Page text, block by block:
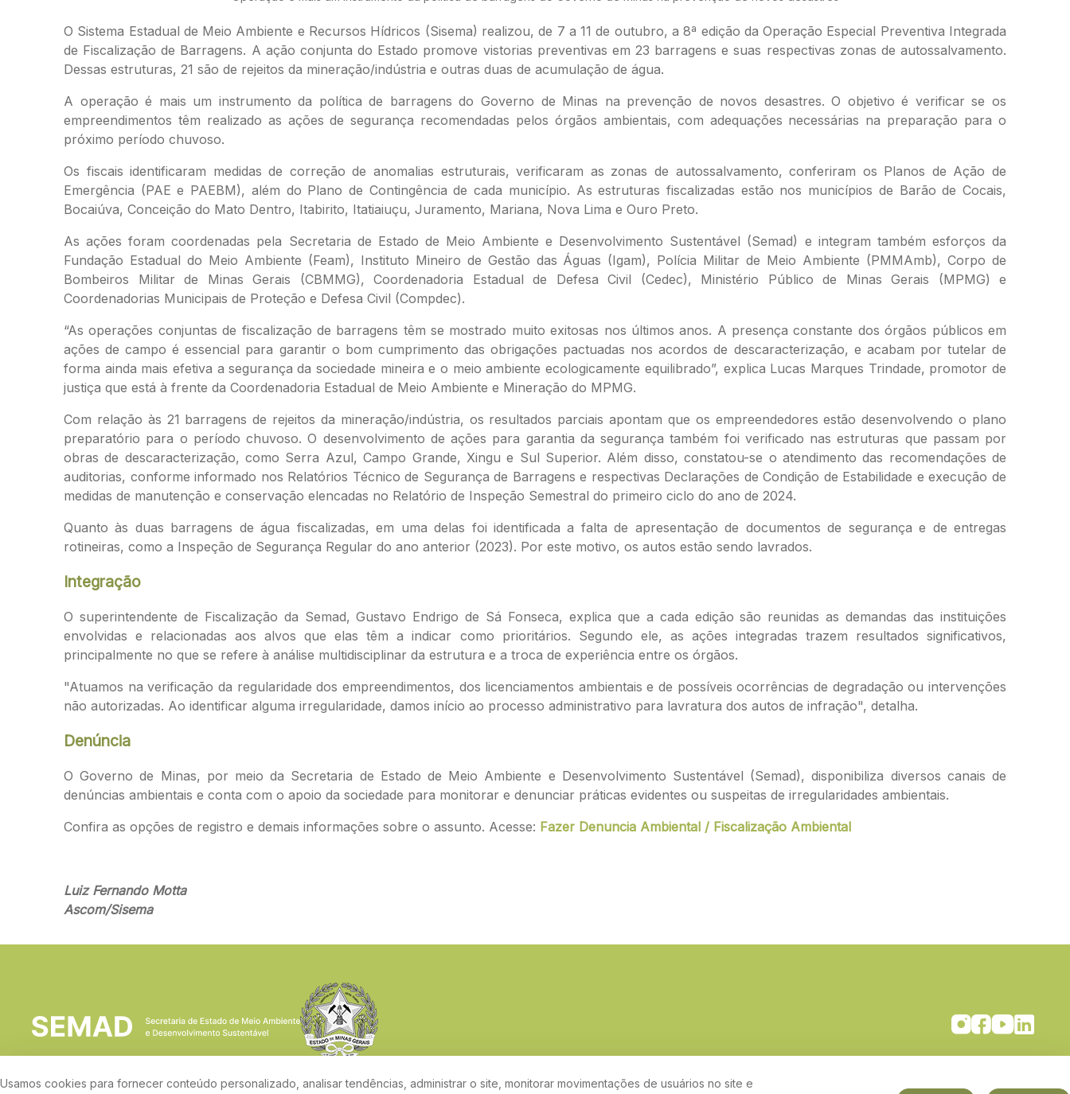
O Sistema Estadual de Meio Ambiente e Recursos Hídricos (Sisema) realizou, de 7 a 11 de outubro, a 8ª edição da Operação Especial Preventiva Integrada
de Fiscalização de Barragens. A ação conjunta do Estado promove vistorias preventivas em 23 barragens e suas respectivas zonas de autossalvamento.
Dessas estruturas, 21 são de rejeitos da mineração/indústria e outras duas de acumulação de água.
A operação é mais um instrumento da política de barragens do Governo de Minas na prevenção de novos desastres. O objetivo é verificar se os
empreendimentos têm realizado as ações de segurança recomendadas pelos órgãos ambientais, com adequações necessárias na preparação para o
próximo período chuvoso.
Os fiscais identificaram medidas de correção de anomalias estruturais, verificaram as zonas de autossalvamento, conferiram os Planos de Ação de
Emergência (PAE e PAEBM), além do Plano de Contingência de cada município. As estruturas fiscalizadas estão nos municípios de Barão de Cocais,
Bocaiúva, Conceição do Mato Dentro, Itabirito, Itatiaiuçu, Juramento, Mariana, Nova Lima e Ouro Preto.
As ações foram coordenadas pela Secretaria de Estado de Meio Ambiente e Desenvolvimento Sustentável (Semad) e integram também esforços da
Fundação Estadual do Meio Ambiente (Feam), Instituto Mineiro de Gestão das Águas (Igam), Polícia Militar de Meio Ambiente (PMMAmb), Corpo de
Bombeiros Militar de Minas Gerais (CBMMG), Coordenadoria Estadual de Defesa Civil (Cedec), Ministério Público de Minas Gerais (MPMG) e
Coordenadorias Municipais de Proteção e Defesa Civil (Compdec).
“As operações conjuntas de fiscalização de barragens têm se mostrado muito exitosas nos últimos anos. A presença constante dos órgãos públicos em
ações de campo é essencial para garantir o bom cumprimento das obrigações pactuadas nos acordos de descaracterização, e acabam por tutelar de
forma ainda mais efetiva a segurança da sociedade mineira e o meio ambiente ecologicamente equilibrado”, explica Lucas Marques Trindade, promotor de
justiça que está à frente da Coordenadoria Estadual de Meio Ambiente e Mineração do MPMG.
Com relação às 21 barragens de rejeitos da mineração/indústria, os resultados parciais apontam que os empreendedores estão desenvolvendo o plano
preparatório para o período chuvoso. O desenvolvimento de ações para garantia da segurança também foi verificado nas estruturas que passam por
obras de descaracterização, como Serra Azul, Campo Grande, Xingu e Sul Superior. Além disso, constatou-se o atendimento das recomendações de
auditorias, conforme informado nos Relatórios Técnico de Segurança de Barragens e respectivas Declarações de Condição de Estabilidade e execução de
medidas de manutenção e conservação elencadas no Relatório de Inspeção Semestral do primeiro ciclo do ano de 2024.
Quanto às duas barragens de água fiscalizadas, em uma delas foi identificada a falta de apresentação de documentos de segurança e de entregas
rotineiras, como a Inspeção de Segurança Regular do ano anterior (2023). Por este motivo, os autos estão sendo lavrados.
Integração
O superintendente de Fiscalização da Semad, Gustavo Endrigo de Sá Fonseca, explica que a cada edição são reunidas as demandas das instituições
envolvidas e relacionadas aos alvos que elas têm a indicar como prioritários. Segundo ele, as ações integradas trazem resultados significativos,
principalmente no que se refere à análise multidisciplinar da estrutura e a troca de experiência entre os órgãos.
"Atuamos na verificação da regularidade dos empreendimentos, dos licenciamentos ambientais e de possíveis ocorrências de degradação ou intervenções
não autorizadas. Ao identificar alguma irregularidade, damos início ao processo administrativo para lavratura dos autos de infração", detalha.
Denúncia
O Governo de Minas, por meio da Secretaria de Estado de Meio Ambiente e Desenvolvimento Sustentável (Semad), disponibiliza diversos canais de
denúncias ambientais e conta com o apoio da sociedade para monitorar e denunciar práticas evidentes ou suspeitas de irregularidades ambientais.
Confira as opções de registro e demais informações sobre o assunto. Acesse: Fazer Denuncia Ambiental / Fiscalização Ambiental
Luiz Fernando Motta
Ascom/Sisema
Usamos cookies para fornecer conteúdo personalizado, analisar tendências, administrar o site, monitorar movimentações de usuários no site e